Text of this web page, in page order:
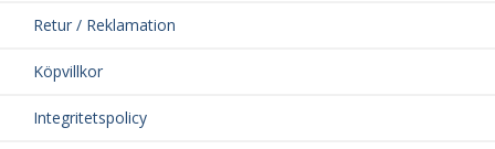
Retur / Reklamation
Köpvillkor
Integritetspolicy